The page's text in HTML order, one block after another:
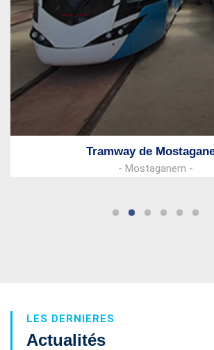
Tramway de
- Mostaganem -
LES DERNIERES
Actualités